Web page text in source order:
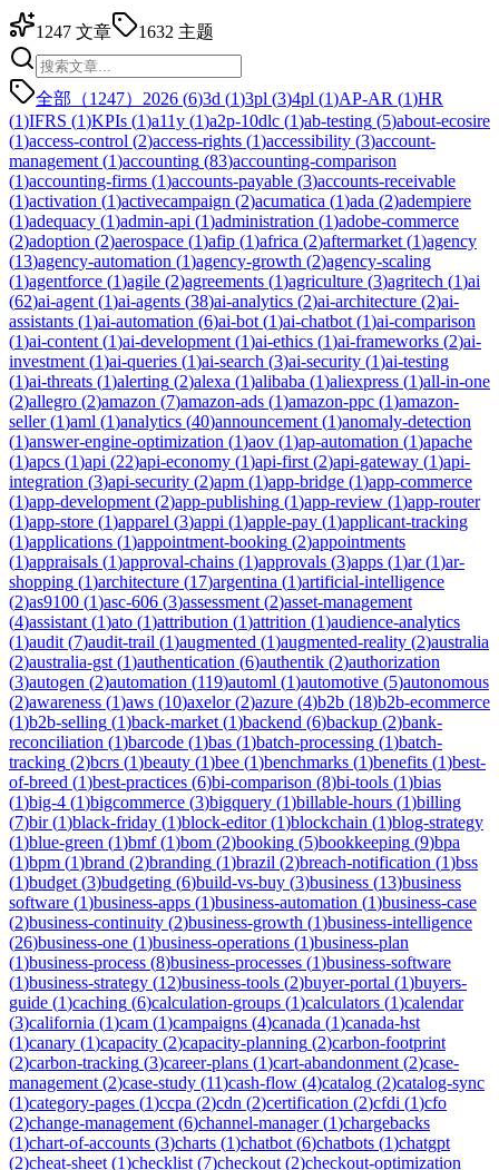
1247 文章 1632 主题
全部（1247） 2026 (6)3d (1)3pl (3)4pl (1)AP-AR (1)HR
(1)IFRS (1)KPIs (1)a11y (1)a2p-10dlc (1)ab-testing (5)about-ecosire
(1)access-control (2)access-rights (1)accessibility (3)account-
management (1)accounting (83)accounting-comparison
(1)accounting-firms (1)accounts-payable (3)accounts-receivable
(1)activation (1)activecampaign (2)acumatica (1)ada (2)adempiere
(1)adequacy (1)admin-api (1)administration (1)adobe-commerce
(2)adoption (2)aerospace (1)afip (1)africa (2)aftermarket (1)agency
(13)agency-automation (1)agency-growth (2)agency-scaling
(1)agentforce (1)agile (2)agreements (1)agriculture (3)agritech (1)ai
(62)ai-agent (1)ai-agents (38)ai-analytics (2)ai-architecture (2)ai-
assistants (1)ai-automation (6)ai-bot (1)ai-chatbot (1)ai-comparison
(1)ai-content (1)ai-development (1)ai-ethics (1)ai-frameworks (2)ai-
investment (1)ai-queries (1)ai-search (3)ai-security (1)ai-testing
(1)ai-threats (1)alerting (2)alexa (1)alibaba (1)aliexpress (1)all-in-one
(2)allegro (2)amazon (7)amazon-ads (1)amazon-ppc (1)amazon-
seller(1)aml (1)analytics (40)announcement (1)anomaly-detection
(1)answer-engine-optimization (1)aov (1)ap-automation (1)apache
(1)apcs (1)api (22)api-economy (1)api-first (2)api-gateway (1)api-
integration (3)api-security (2)apm (1)app-bridge (1)app-commerce
(1)app-development (2)app-publishing (1)app-review (1)app-router
(1)app-store (1)apparel (3)appi (1)apple-pay (1)applicant-tracking
(1)applications (1)appointment-booking (2)appointments
(1)appraisals (1)approval-chains (1)approvals (3)apps (1)ar(1)ar-
shopping (1)architecture (17)argentina (1)artificial-intelligence
(2)as9100 (1)asc-606 (3)assessment (2)asset-management
(4)assistant (1)ato (1)attribution (1)attrition (1)audience-analytics
(1)audit (7)audit-trail (1)augmented (1)augmented-reality (2)australia
(2)australia-gst (1)authentication (6)authentik (2)authorization
(3)autogen (2)automation (119)automl (1)automotive (5)autonomous
(2)awareness (1)aws (10)axelor(2)azure (4)b2b (18)b2b-ecommerce
(1)b2b-selling (1)back-market (1)backend (6)backup (2)bank-
reconciliation (1)barcode (1)bas (1)batch-processing (1)batch-
tracking (2)bcrs (1)beauty (1)bee (1)benchmarks (1)benefits (1)best-
of-breed (1)best-practices (6)bi-comparison (8)bi-tools (1)bias
(1)big-4 (1)bigcommerce (3)bigquery (1)billable-hours (1)billing
(7)bir(1)black-friday (1)block-editor(1)blockchain (1)blog-strategy
(1)blue-green (1)bmf(1)bom (2)booking (5)bookkeeping (9)bpa
(1)bpm (1)brand (2)branding (1)brazil (2)breach-notification (1)bss
(1)budget (3)budgeting (6)build-vs-buy (3)business (13)business
software (1)business-apps (1)business-automation (1)business-case
(2)business-continuity (2)business-growth (1)business-intelligence
(26)business-one (1)business-operations (1)business-plan
(1)business-process (8)business-processes (1)business-software
(1)business-strategy (12)business-tools (2)buyer-portal (1)buyers-
guide (1)caching (6)calculation-groups (1)calculators (1)calendar
(3)california (1)cam (1)campaigns (4)canada (1)canada-hst
(1)canary (1)capacity (2)capacity-planning (2)carbon-footprint
(2)carbon-tracking (3)career-plans (1)cart-abandonment (2)case-
management (2)case-study (11)cash-flow (4)catalog (2)catalog-sync
(1)category-pages (1)ccpa (2)cdn (2)certification (2)cfdi (1)cfo
(2)change-management (6)channel-manager(1)chargebacks
(1)chart-of-accounts (3)charts (1)chatbot (6)chatbots (1)chatgpt
(2)cheat-sheet (1)checklist (7)checkout (2)checkout-optimization